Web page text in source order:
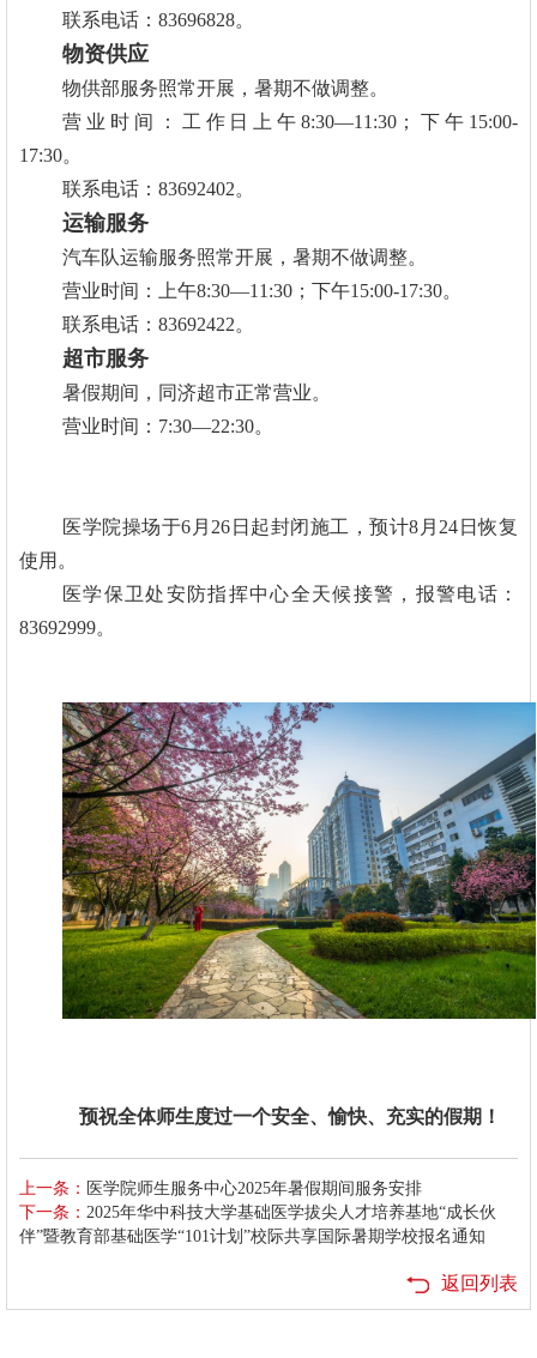
联系电话：83696828。
物资供应
物供部服务照常开展，暑期不做调整。
营业时间：工作日上午8:30—11:30；下午15:00-
17:30。
联系电话：83692402。
运输服务
汽车队运输服务照常开展，暑期不做调整。
营业时间：上午8:30—11:30；下午15:00-17:30。
联系电话：83692422。
超市服务
暑假期间，同济超市正常营业。
营业时间：7:30—22:30。
医学院操场于6月26日起封闭施工，预计8月24日恢复
使用。
医学保卫处安防指挥中心全天候接警，报警电话：
83692999。
预祝全体师生度过一个安全、愉快、充实的假期！
上一条： 医学院师生服务中心2025年暑假期间服务安排
下一条： 2025年华中科技大学基础医学拔尖人才培养基地“成长伙
伴”暨教育部基础医学“101计划”校际共享国际暑期学校报名通知
返回列表